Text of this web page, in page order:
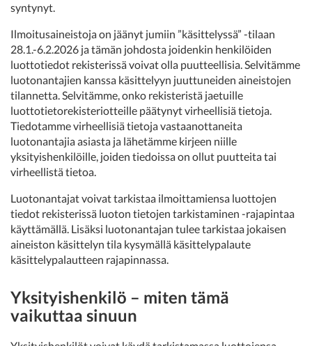
syntynyt.
Ilmoitusaineistoja on jäänyt jumiin ”käsittelyssä” -tilaan
28.1.-6.2.2026 ja tämän johdosta joidenkin henkilöiden
luottotiedot rekisterissä voivat olla puutteellisia. Selvitämme
luotonantajien kanssa käsittelyyn juuttuneiden aineistojen
tilannetta. Selvitämme, onko rekisteristä jaetuille
luottotietorekisteriotteille päätynyt virheellisiä tietoja.
Tiedotamme virheellisiä tietoja vastaanottaneita
luotonantajia asiasta ja lähetämme kirjeen niille
yksityishenkilöille, joiden tiedoissa on ollut puutteita tai
virheellistä tietoa.
Luotonantajat voivat tarkistaa ilmoittamiensa luottojen
tiedot rekisterissä luoton tietojen tarkistaminen -rajapintaa
käyttämällä. Lisäksi luotonantajan tulee tarkistaa jokaisen
aineiston käsittelyn tila kysymällä käsittelypalaute
käsittelypalautteen rajapinnassa.
Yksityishenkilö – miten tämä
vaikuttaa sinuun